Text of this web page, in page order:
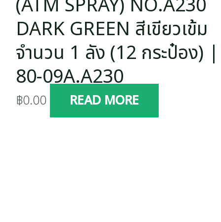
(ATM SPRAY) NO.A230
DARK GREEN สีเขียวเข้ม
จำนวน 1 ลัง (12 กระป๋อง) |
80-09A.A230
฿0.00 READ MORE